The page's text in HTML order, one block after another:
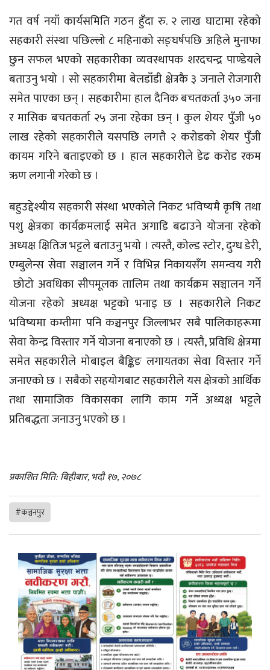
गत वर्ष नयाँ कार्यसमिति गठन हुँदा रु. २ लाख घाटामा रहेको
सहकारी संस्था पछिल्लो ८ महिनाको सङ्घर्षपछि अहिले मुनाफा
छुन सफल भएको सहकारीका व्यवस्थापक शरदचन्द्र पाण्डेयले
बताउनु भयो । सो सहकारीमा बेलडाँडी क्षेत्रकै ३ जनाले रोजगारी
समेत पाएका छन् । सहकारीमा हाल दैनिक बचतकर्ता ३५० जना
र मासिक बचतकर्ता २५ जना रहेका छन् । कुल शेयर पुँजी ५०
लाख रहेको सहकारीले यसपछि लगत्तै २ करोडको शेयर पुँजी
कायम गरिने बताइएको छ । हाल सहकारीले डेढ करोड रकम
ऋण लगानी गरेको छ ।
बहुउद्देश्यीय सहकारी संस्था भएकोले निकट भविष्यमै कृषि तथा
पशु क्षेत्रका कार्यक्रमलाई समेत अगाडि बढाउने योजना रहेको
अध्यक्ष क्षितिज भट्टले बताउनु भयो । त्यस्तै, कोल्ड स्टोर, दुग्ध डेरी,
एम्बुलेन्स सेवा सञ्चालन गर्ने र विभिन्न निकायसँग समन्वय गरी
छोटो अवधिका सीपमूलक तालिम तथा कार्यक्रम सञ्चालन गर्ने
योजना रहेको अध्यक्ष भट्टको भनाइ छ । सहकारीले निकट
भविष्यमा कम्तीमा पनि कञ्चनपुर जिल्लाभर सबै पालिकाहरूमा
सेवा केन्द्र विस्तार गर्ने योजना बनाएको छ । त्यस्तै, प्रविधि क्षेत्रमा
समेत सहकारीले मोबाइल बैङ्किङ लगायतका सेवा विस्तार गर्ने
जनाएको छ । सबैको सहयोगबाट सहकारीले यस क्षेत्रको आर्थिक
तथा सामाजिक विकासका लागि काम गर्ने अध्यक्ष भट्टले
प्रतिबद्धता जनाउनु भएको छ ।
प्रकाशित मिति: बिहीबार, भदौ १७, २०७८
#कञ्चनपुर